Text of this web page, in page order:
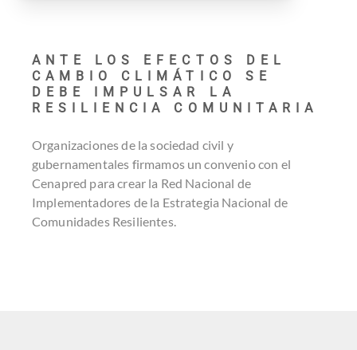
ANTE LOS EFECTOS DEL
CAMBIO CLIMÁTICO SE
DEBE IMPULSAR LA
RESILIENCIA COMUNITARIA
Organizaciones de la sociedad civil y
gubernamentales firmamos un convenio con el
Cenapred para crear la Red Nacional de
Implementadores de la Estrategia Nacional de
Comunidades Resilientes.